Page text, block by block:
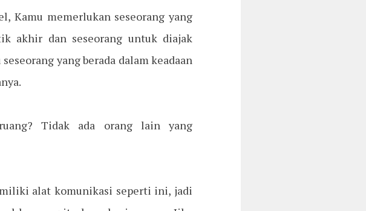
Kamu memerlukan seseorang yang
akhir dan seseorang untuk diajak
yang berada dalam keadaan
Tidak ada orang lain yang
alat komunikasi seperti ini, jadi